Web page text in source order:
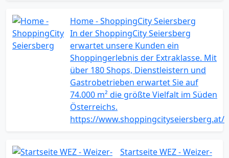
Home - ShoppingCity Seiersberg
In der ShoppingCity Seiersberg
erwartet unsere Kunden ein
Shoppingerlebnis der Extraklasse. Mit
über 180 Shops, Dienstleistern und
Gastrobetrieben erwartet Sie auf
74.000 m² die größte Vielfalt im Süden
Österreichs.
https://www.shoppingcityseiersberg.at/
Startseite WEZ - Weizer-